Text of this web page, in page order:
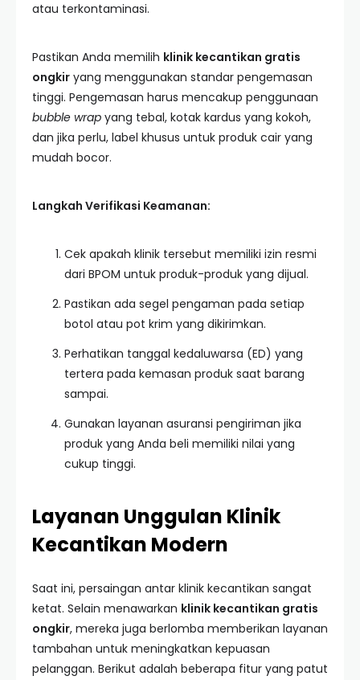
atau terkontaminasi.
Pastikan Anda memilih klinik kecantikan gratis
ongkir yang menggunakan standar pengemasan
tinggi. Pengemasan harus mencakup penggunaan
bubble wrap yang tebal, kotak kardus yang kokoh,
dan jika perlu, label khusus untuk produk cair yang
mudah bocor.
Langkah Verifikasi Keamanan:
Cek apakah klinik tersebut memiliki izin resmi
dari BPOM untuk produk-produk yang dijual.
Pastikan ada segel pengaman pada setiap
botol atau pot krim yang dikirimkan.
Perhatikan tanggal kedaluwarsa (ED) yang
tertera pada kemasan produk saat barang
sampai.
Gunakan layanan asuransi pengiriman jika
produk yang Anda beli memiliki nilai yang
cukup tinggi.
Layanan Unggulan Klinik
Kecantikan Modern
Saat ini, persaingan antar klinik kecantikan sangat
ketat. Selain menawarkan klinik kecantikan gratis
ongkir, mereka juga berlomba memberikan layanan
tambahan untuk meningkatkan kepuasan
pelanggan. Berikut adalah beberapa fitur yang patut